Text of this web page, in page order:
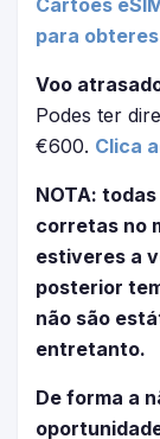
Cartões
para
Voo
Podes ter
€600. Clica
NOTA:
corretas no
estiveres a
posterior
não são
entretanto.
De forma a